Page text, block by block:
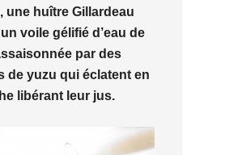
une huître Gillardeau
voile gélifié d’eau de
par des
de yuzu qui éclatent en
libérant leur jus.